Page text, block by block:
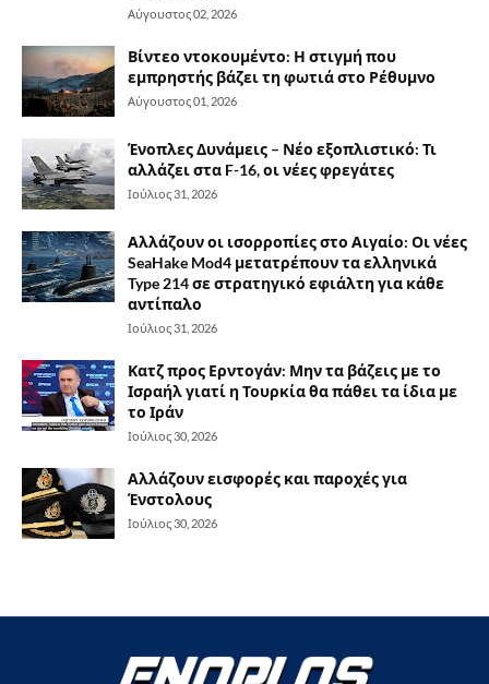
Αύγουστος 02, 2026
Βίντεο ντοκουμέντο: Η στιγμή που
εμπρηστής βάζει τη φωτιά στο Ρέθυμνο
Αύγουστος 01, 2026
Ένοπλες Δυνάμεις – Νέο εξοπλιστικό: Τι
αλλάζει στα F-16, οι νέες φρεγάτες
Ιούλιος 31, 2026
Αλλάζουν οι ισορροπίες στο Αιγαίο: Οι νέες
SeaHake Mod4 μετατρέπουν τα ελληνικά
Type 214 σε στρατηγικό εφιάλτη για κάθε
αντίπαλο
Ιούλιος 31, 2026
Κατζ προς Ερντογάν: Μην τα βάζεις με το
Ισραήλ γιατί η Τουρκία θα πάθει τα ίδια με
το Ιράν
Ιούλιος 30, 2026
Αλλάζουν εισφορές και παροχές για
Ένστολους
Ιούλιος 30, 2026